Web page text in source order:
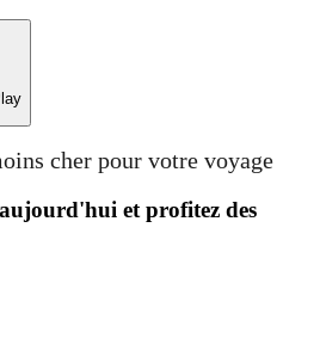
cher pour votre voyage
et profitez des